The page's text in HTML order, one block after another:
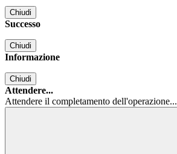
Chiudi
Successo
Chiudi
Informazione
Chiudi
Attendere...
Attendere il completamento dell'operazione...